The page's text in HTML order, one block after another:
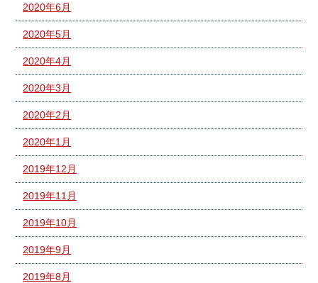
2020年6月
2020年5月
2020年4月
2020年3月
2020年2月
2020年1月
2019年12月
2019年11月
2019年10月
2019年9月
2019年8月